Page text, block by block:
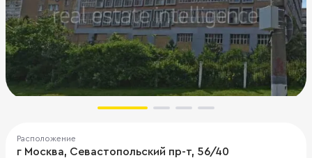
Расположение
г Москва, Севастопольский пр-т, 56/40